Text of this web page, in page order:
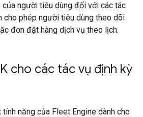
người tiêu dùng đối với các tác
cho phép người tiêu dùng theo dõi
đơn đặt hàng dịch vụ theo lịch.
cho các tác vụ định kỳ
năng của Fleet Engine dành cho